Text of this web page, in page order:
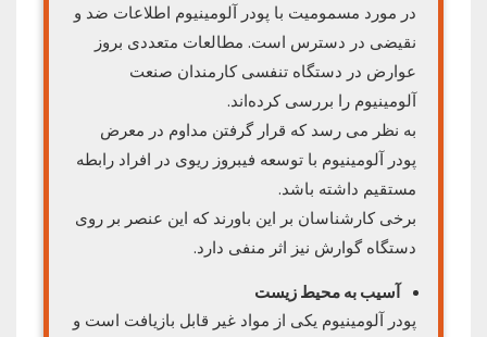
در مورد مسمومیت با پودر آلومینیوم اطلاعات ضد و
نقیضی در دسترس است. مطالعات متعددی بروز
عوارض در دستگاه تنفسی کارمندان صنعت
آلومینیوم را بررسی کرده‌اند.
به نظر می‌ رسد که قرار گرفتن مداوم در معرض
پودر آلومینیوم با توسعه فیبروز ریوی در افراد رابطه
مستقیم داشته باشد.
برخی کارشناسان بر این باورند که این عنصر بر روی
دستگاه گوارش نیز اثر منفی دارد.
آسیب به محیط زیست
پودر آلومینیوم یکی از مواد غیر قابل بازیافت است و